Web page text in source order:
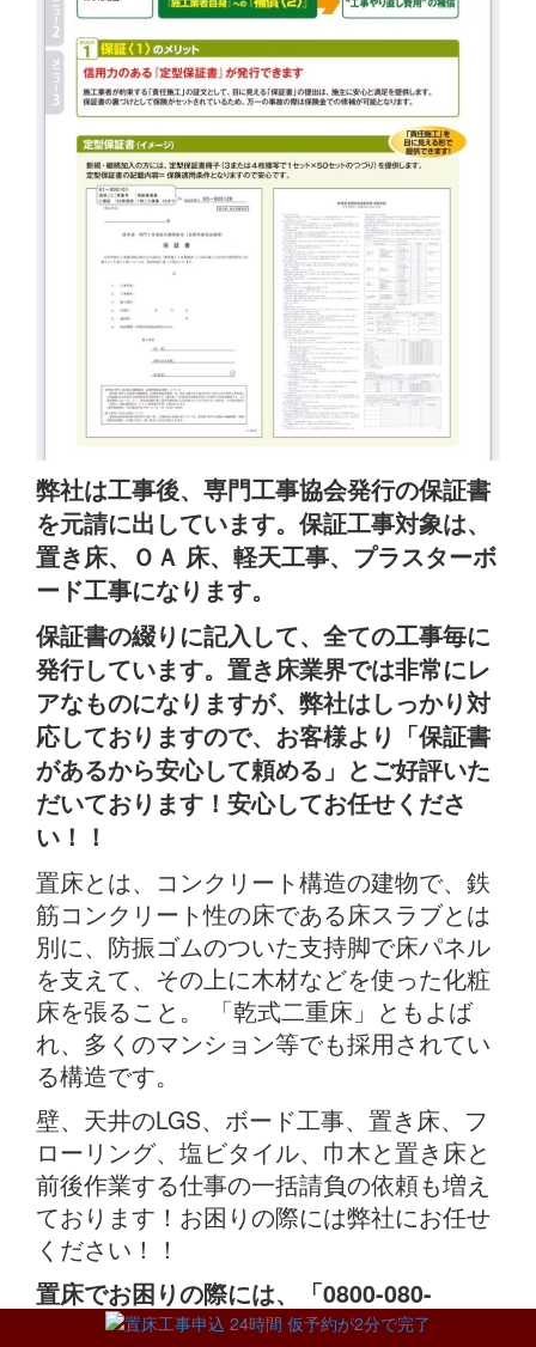
弊社は工事後、専門工事協会発行の保証書
を元請に出しています。保証工事対象は、
置き床、ＯＡ 床、軽天工事、プラスターボ
ード工事になります。
保証書の綴りに記入して、全ての工事毎に
発行しています。置き床業界では非常にレ
アなものになりますが、弊社はしっかり対
応しておりますので、お客様より「保証書
があるから安心して頼める」とご好評いた
だいております！安心してお任せくださ
い！！
置床とは、コンクリート構造の建物で、鉄
筋コンクリート性の床である床スラブとは
別に、防振ゴムのついた支持脚で床パネル
を支えて、その上に木材などを使った化粧
床を張ること。 「乾式二重床」ともよば
れ、多くのマンション等でも採用されてい
る構造です。
壁、天井のLGS、ボード工事、置き床、フ
ローリング、塩ビタイル、巾木と置き床と
前後作業する仕事の一括請負の依頼も増え
ております！お困りの際には弊社にお任せ
ください！！
置床でお困りの際には、「0800-080-
3003」秀和建工までお気軽にお電話くださ